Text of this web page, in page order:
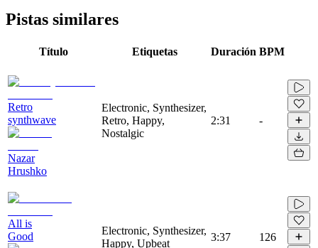
Pistas similares
Título Etiquetas Duración BPM
Retro
synthwave
Nazar
Hrushko
Electronic, Synthesizer,
Retro, Happy,
Nostalgic
2:31 -
All is
Good
Electronic, Synthesizer,
Happy, Upbeat
3:37 126